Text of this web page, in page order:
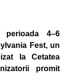
4–6
Fest, un
la Cetatea
promit